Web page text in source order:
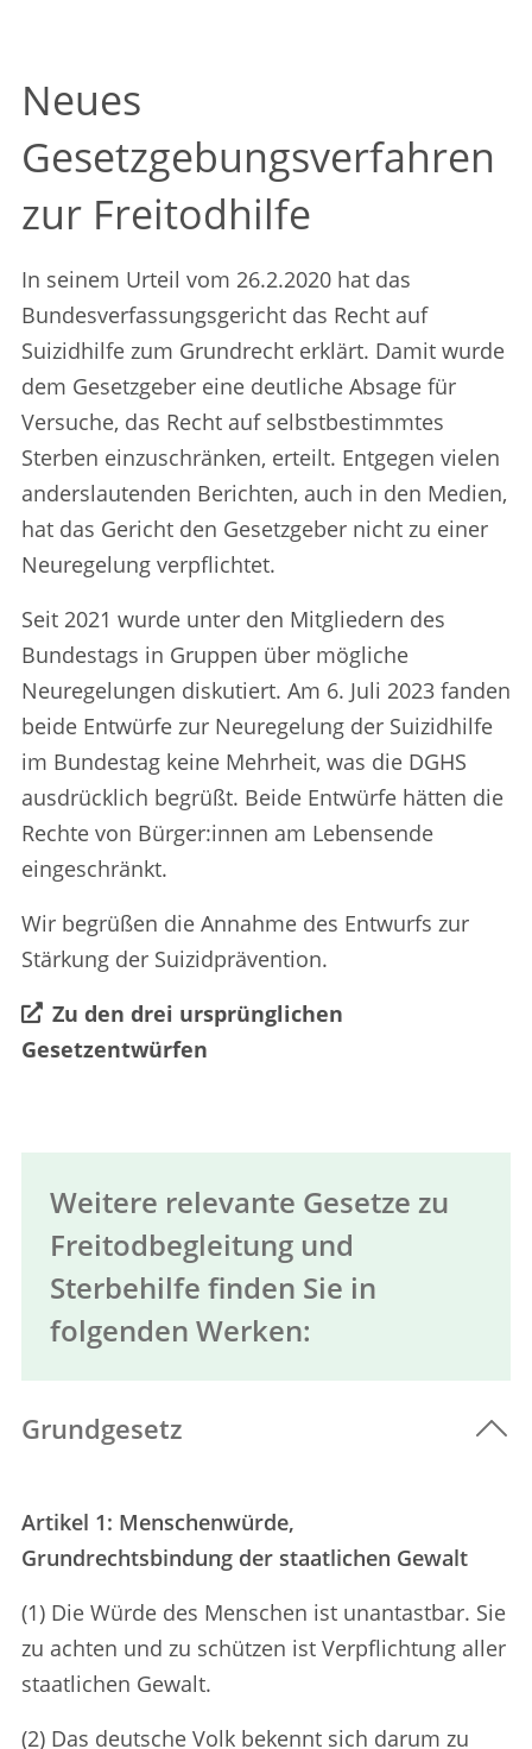
Neues
Gesetzgebungsverfahren
zur Freitodhilfe
In seinem Urteil vom 26.2.2020 hat das
Bundesverfassungsgericht das Recht auf
Suizidhilfe zum Grundrecht erklärt. Damit wurde
dem Gesetzgeber eine deutliche Absage für
Versuche, das Recht auf selbstbestimmtes
Sterben einzuschränken, erteilt. Entgegen vielen
anderslautenden Berichten, auch in den Medien,
hat das Gericht den Gesetzgeber nicht zu einer
Neuregelung verpflichtet.
Seit 2021 wurde unter den Mitgliedern des
Bundestags in Gruppen über mögliche
Neuregelungen diskutiert. Am 6. Juli 2023 fanden
beide Entwürfe zur Neuregelung der Suizidhilfe
im Bundestag keine Mehrheit, was die DGHS
ausdrücklich begrüßt. Beide Entwürfe hätten die
Rechte von Bürger:innen am Lebensende
eingeschränkt.
Wir begrüßen die Annahme des Entwurfs zur
Stärkung der Suizidprävention.
Zu den drei ursprünglichen
Gesetzentwürfen
Weitere relevante Gesetze zu
Freitodbegleitung und
Sterbehilfe finden Sie in
folgenden Werken:
Grundgesetz
Artikel 1: Menschenwürde,
Grundrechtsbindung der staatlichen Gewalt
(1) Die Würde des Menschen ist unantastbar. Sie
zu achten und zu schützen ist Verpflichtung aller
staatlichen Gewalt.
(2) Das deutsche Volk bekennt sich darum zu